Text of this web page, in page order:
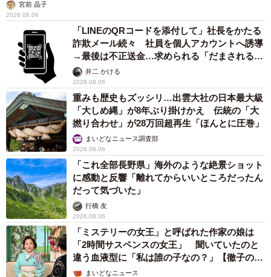
宮前 晶子
2026.08.06
「LINEのQRコードを添付して」社長をかたる
詐欺メール続々 社員を個人アカウントへ誘導
→最後は不正送金…求められる「だまされる前
提」の対策
井二 かける
2026.08.06
重みも歴史もズッシリ…出雲大社の日本最大級
「大しめ縄」が8年ぶり掛けかえ 伝統の「大
撚り合わせ」が28万回超再生「ほんとに圧巻」
まいどなニュース調査部
2026.08.06
「これ全部長野県」海外のような絶景ショット
に感動と反響「離れてからいいところだったん
だって気づいた」
行橋 友
2026.08.06
「ミステリーの女王」と呼ばれた作家の娘は
「2時間サスペンスの女王」 聞いていたのと
違う血液型に「私は誰の子なの？」【徹子の部
屋】まいどなニュース